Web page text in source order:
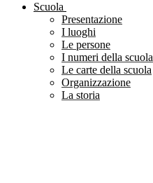
Scuola
Presentazione
I luoghi
Le persone
I numeri della scuola
Le carte della scuola
Organizzazione
La storia